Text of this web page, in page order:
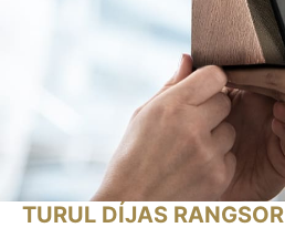
TURUL DÍJAS RANGSOR